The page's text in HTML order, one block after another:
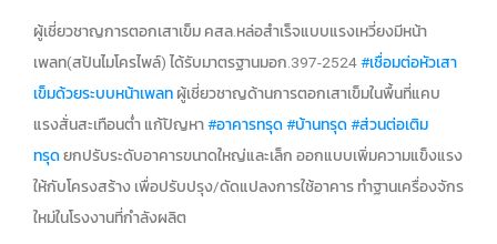
ผู้เชี่ยวชาญการตอกเสาเข็ม คสล.หล่อสำเร็จแบบแรงเหวี่ยงมีหน้า
เพลท(สปันไมโครไพล์) ได้รับมาตรฐานมอก.397-2524#เชื่อมต่อหัวเสา
เข็มด้วยระบบหน้าเพลท ผู้เชี่ยวชาญด้านการตอกเสาเข็มในพื้นที่แคบ
แรงสั่นสะเทือนต่ำ แก้ปัญหา#อาคารทรุด#บ้านทรุด#ส่วนต่อเติม
ทรุดยกปรับระดับอาคารขนาดใหญ่และเล็ก ออกแบบเพิ่มความแข็งแรง
ให้กับโครงสร้าง เพื่อปรับปรุง/ดัดแปลงการใช้อาคาร ทำฐานเครื่องจักร
ใหม่ในโรงงานที่กำลังผลิต